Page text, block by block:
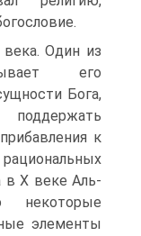
Один из
его
Бога,
к
в X веке Аль-
неко­торые
элементы